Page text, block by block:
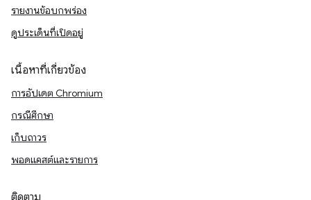
รายงานข้อบกพร่อง
ดูประเด็นที่เปิดอยู่
เนื้อหาที่เกี่ยวข้อง
การอัปเดต Chromium
กรณีศึกษา
เก็บถาวร
พอดแคสต์และรายการ
ติดตาม